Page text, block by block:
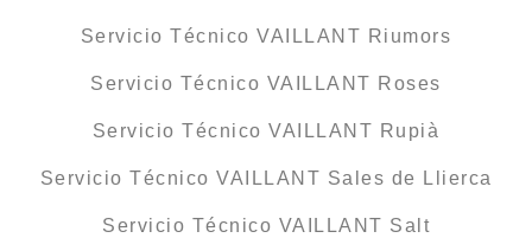
Servicio Técnico VAILLANT Riumors
Servicio Técnico VAILLANT Roses
Servicio Técnico VAILLANT Rupià
Servicio Técnico VAILLANT Sales de Llierca
Servicio Técnico VAILLANT Salt